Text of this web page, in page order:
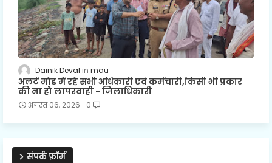
Dainik Deval mau
अलर्ट मोड में रहे सभी अधिकारी एवं कर्मचारी,किसी भी प्रकार
की ना हो लापरवाही - जिलाधिकारी
अगस्त 06, 2026 0
संपर्क फ़ॉर्म